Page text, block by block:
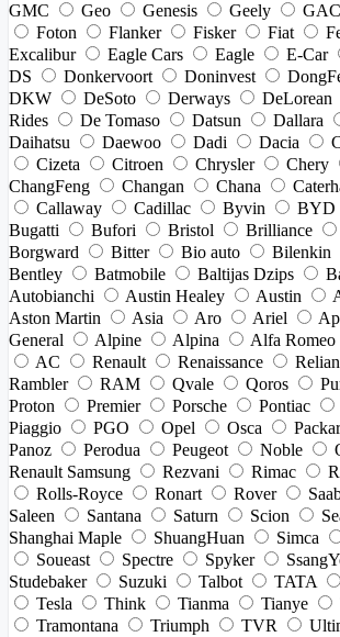
GMC
Geo Genesis Geely GAC
Foton
Flanker Fisker Fiat
Excalibur
Eagle Cars Eagle E-Car
DS
Donkervoort Doninvest
DKW
DeSoto Derways DeLorean
Rides
De Tomaso Datsun Dallara
Daihatsu
Daewoo Dadi Dacia
Cizeta
Citroen Chrysler Chery
ChangFeng
Changan Chana
Callaway
Cadillac Byvin BYD
Bugatti
Bufori Bristol Brilliance
Borgward
Bitter Bio auto Bilenkin
Bentley
Batmobile Baltijas Dzips
Autobianchi
Austin Healey Austin
Aston Martin
Asia Aro Ariel
General
Alpine Alpina Alfa Romeo
AC
Renault Renaissance
Rambler
RAM Qvale Qoros
Proton
Premier Porsche Pontiac
Piaggio
PGO Opel Osca
Panoz
Perodua Peugeot Noble
Renault Samsung
Rezvani Rimac
Rolls-Royce
Ronart Rover
Saleen
Santana Saturn Scion
Shanghai Maple
ShuangHuan Simca
Soueast
Spectre Spyker
Studebaker
Suzuki Talbot TATA
Tesla
Think Tianma Tianye
Tramontana
Triumph TVR